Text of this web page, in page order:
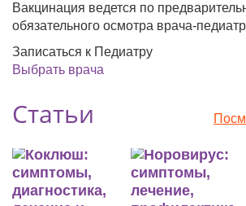
Вакцинация ведется по
обязательного осмотра врача-
Записаться к Педиатру
Выбрать врача
Статьи